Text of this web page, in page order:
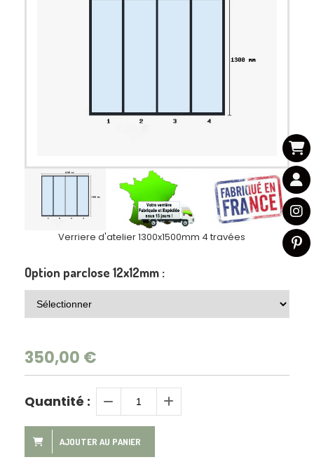
Verriere d'atelier 1300x1500mm 4 travées
Option parclose 12x12mm :
350,00 €
Quantité :
AJOUTER AU PANIER